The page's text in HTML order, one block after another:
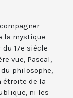
la mystique
17e siècle
vue, Pascal,
philosophe,
étroite de la
ni les